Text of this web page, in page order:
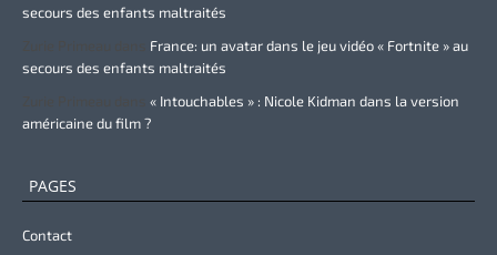
secours des enfants maltraités
France: un avatar dans le jeu vidéo « Fortnite » au
secours des enfants maltraités
« Intouchables » : Nicole Kidman dans la version
américaine du film ?
PAGES
Contact